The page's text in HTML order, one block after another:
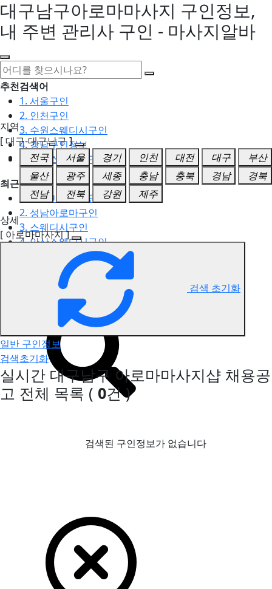
대구남구아로마마사지 구인정보,
내 주변 관리사 구인 - 마사지알바
추천검색어
1. 서울구인
2. 인천구인
3. 수원스웨디시구인
4. 강남구인정보
5. 동탄스웨디시구인
최근검색어
1. 일산마사지구인
2. 성남아로마구인
3. 스웨디시구인
4. 안산스웨디시구인
5. 아로마구인
대구남구 아로마마사지 구인정보
지역
[ 대구-대구남구 ]
전국
서울 경기 인천 대전 대구
부산
울산
광주 세종 충남 충북 경남
경북
전남
전북 강원
제주
상세
[ 아로마마사지 ]
검색 초기화
일반 구인정보
검색초기화
실시간 대구남구 아로마마사지샵 채용공
고 전체 목록 ( 0건 )
검색된 구인정보가 없습니다